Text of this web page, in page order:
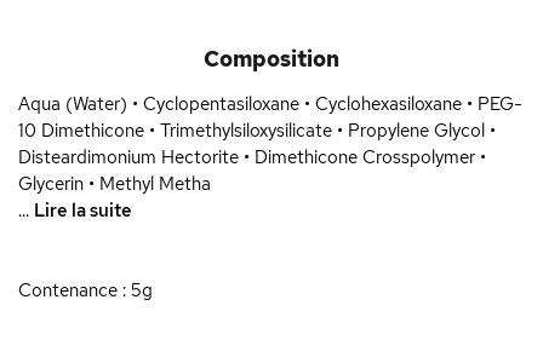
Composition
Aqua (Water) • Cyclopentasiloxane • Cyclohexasiloxane • PEG-
10 Dimethicone • Trimethylsiloxysilicate • Propylene Glycol •
Disteardimonium Hectorite • Dimethicone Crosspolymer •
Glycerin • Methyl Metha
... Lire la suite
Contenance : 5g